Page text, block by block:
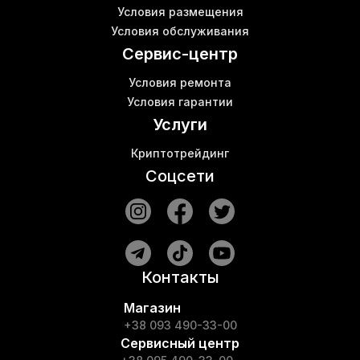
Авалон майнер 1246Условия размещения
Условия обслуживания
Сервис-центр
Условия ремонта
Условия гарантии
Услуги
Криптотрейдинг
Соцсети
Контакты
Магазин
+38 093 490-33-00
Сервисный центр